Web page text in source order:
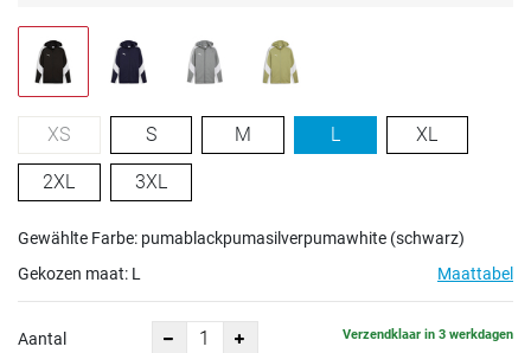
XS S M L XL
2XL 3XL
Gewählte Farbe: pumablackpumasilverpumawhite (schwarz)
Gekozen maat: L Maattabel
Aantal Verzendklaar in 3 werkdagen